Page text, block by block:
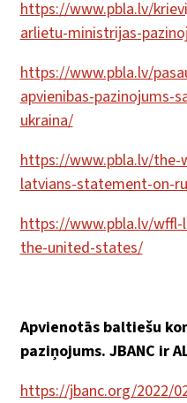
https://www.pbla.lv/
arlietu-ministrijas-
https://www.pbla.lv/
apvienibas-pazinojums-
ukraina/
https://www.pbla.lv/
latvians-statement-on-
https://www.pbla.lv/
the-united-states/
Apvienotās baltiešu
paziņojums. JBANC ir
https://jbanc.org/2022/